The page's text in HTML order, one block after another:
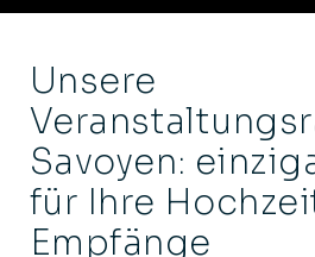
Unsere
Savoyen:
für Ihre
Empfänge